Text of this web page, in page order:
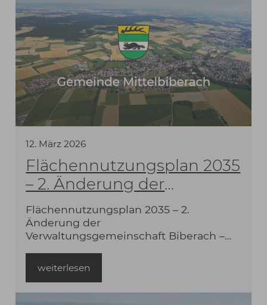
12. März 2026
Flächennutzungsplan 2035
– 2. Änderung der
Verwaltungsgemeinschaft
Biberach – Genehmigung
durch das
Regierungspräsidium
Tübingen und
Wirksamkeit
Flächennutzungsplan 2035 – 2.
Änderung der
Verwaltungsgemeinschaft Biberach –
Regierungspräsidium Tübingen und
Wirksamkeit.pdf
weiterlesen